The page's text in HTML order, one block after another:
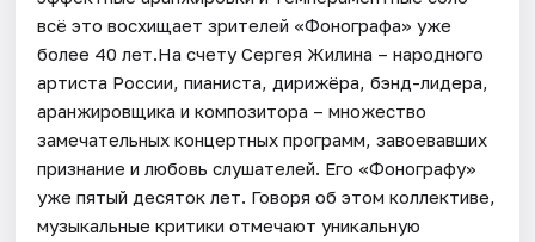
всё это восхищает зрителей «Фонографа» уже
более 40 лет.На счету Сергея Жилина – народного
артиста России, пианиста, дирижёра, бэнд-лидера,
аранжировщика и композитора – множество
замечательных концертных программ, завоевавших
признание и любовь слушателей. Его «Фонографу»
уже пятый десяток лет. Говоря об этом коллективе,
музыкальные критики отмечают уникальную